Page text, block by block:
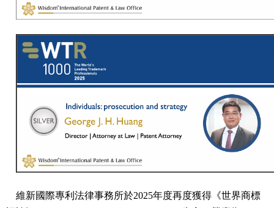
維新國際專利法律事務所於2025年度再度獲得《世界商標